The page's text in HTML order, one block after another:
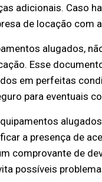
adicionais. Caso
de locação com
alugados,
Esse
em perfeitas
para eventuais
a presença de
comprovante de
possíveis